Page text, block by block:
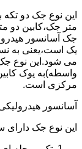
این نوع جک دو
متر جک،کابین دو
جک آسانسور
یک است،یعنی به
می شود.این نوع
واسطه)به یوک
مرکزی است.
آسانسور
این نوع جک